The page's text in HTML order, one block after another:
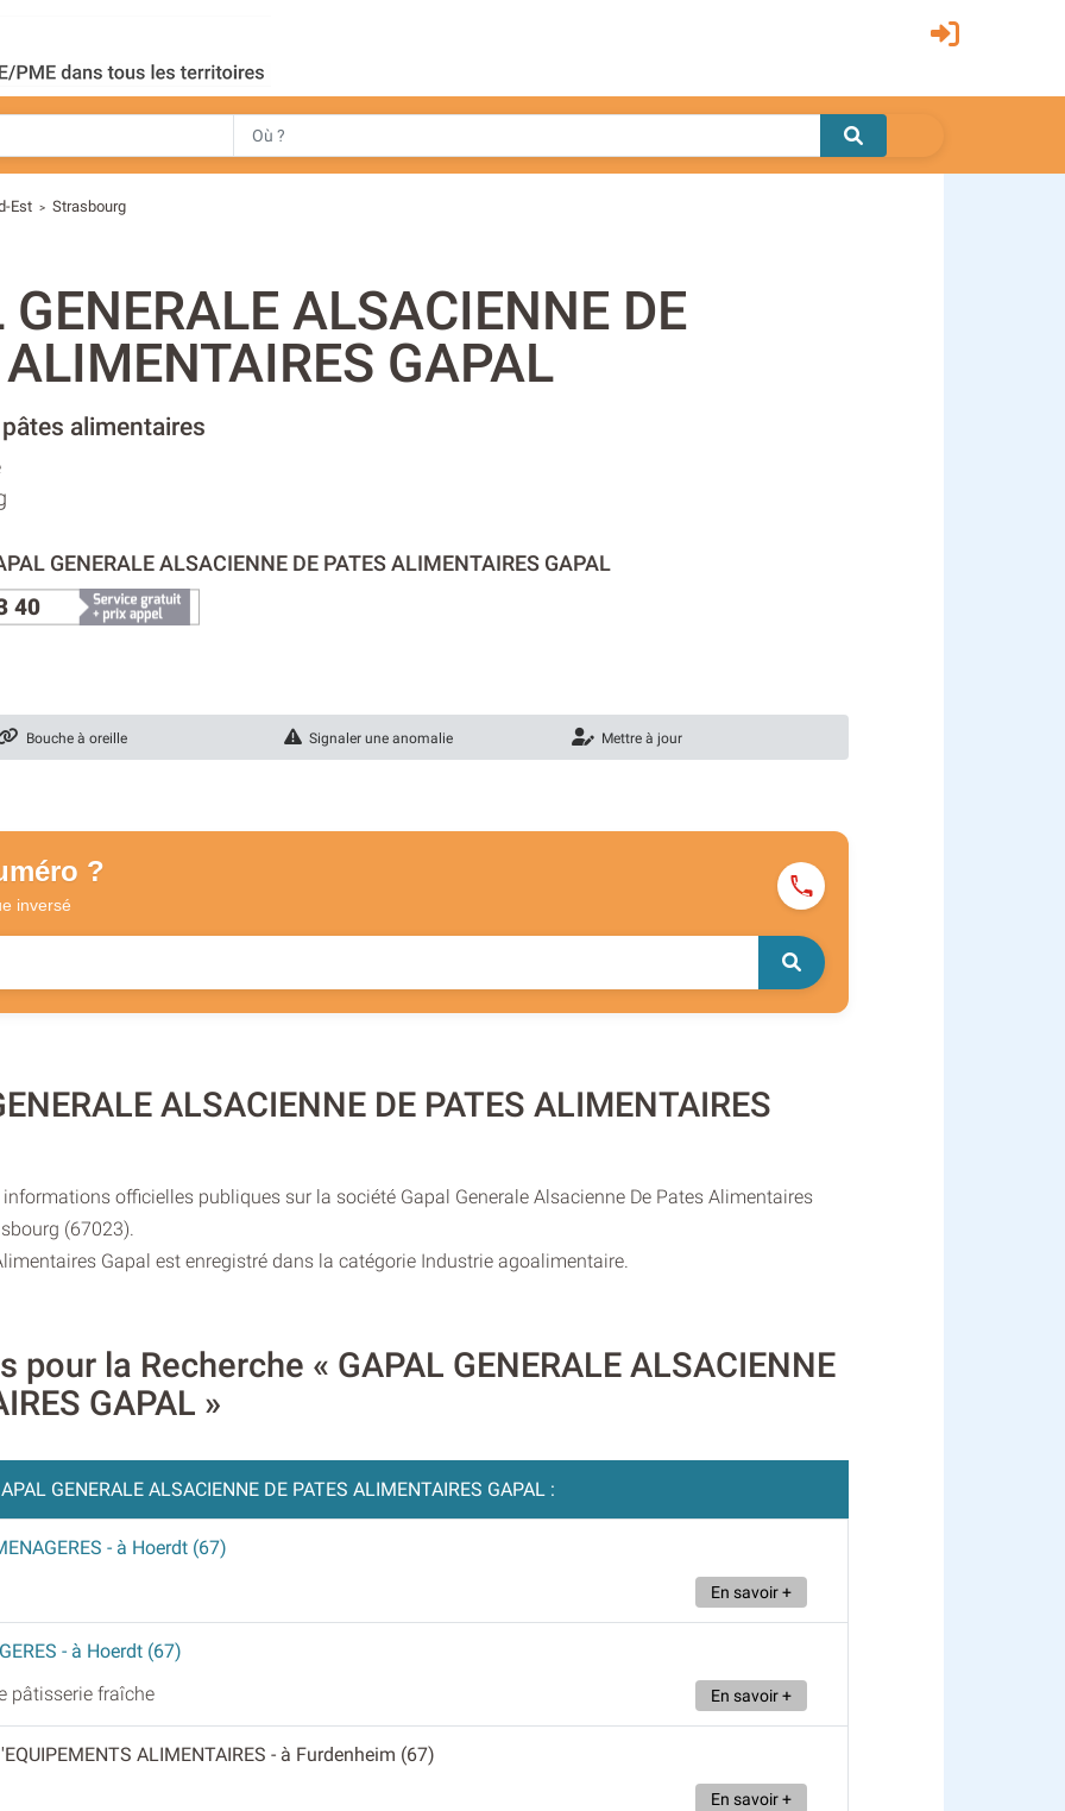
Est > Strasbourg
ALSACIENNE DE
GAPAL
alimentaires
GENERALE ALSACIENNE DE PATES ALIMENTAIRES GAPAL
40
Bouche à oreille Signaler une anomalie Mettre à jour
?
inversé
ALSACIENNE DE PATES ALIMENTAIRES
officielles publiques sur la société Gapal Generale Alsacienne De Pates Alimentaires
(67023).
Gapal est enregistré dans la catégorie Industrie agoalimentaire.
la Recherche « GAPAL GENERALE ALSACIENNE
GAPAL »
GENERALE ALSACIENNE DE PATES ALIMENTAIRES GAPAL :
- à Hoerdt (67)
En savoir +
- à Hoerdt (67)
pâtisserie fraîche
En savoir +
ALIMENTAIRES - à Furdenheim (67)
En savoir +